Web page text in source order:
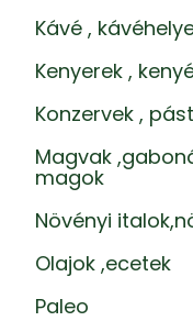
Kávé ,
Kenyerek ,
Konzervek ,
Magvak
magok
Növényi
Olajok ,ecetek
Paleo